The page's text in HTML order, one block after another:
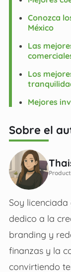
Conozca
México
Las
Los
Mejores
Sobre el
Soy
dedico a la
branding y
finanzas y la
convirtiendo